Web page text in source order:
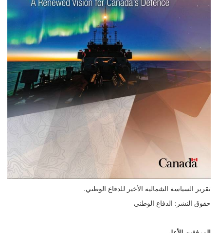
تقرير السياسة الشمالية الأخير للدفاع الوطني.